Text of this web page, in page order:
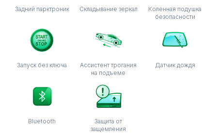
Задний парктроник Складывание зеркал
Коленная подушка
безопасности
Запуск без ключа
Ассистент трогания
на подъеме
Датчик дождя
Bluetooth
Защита от
защемления